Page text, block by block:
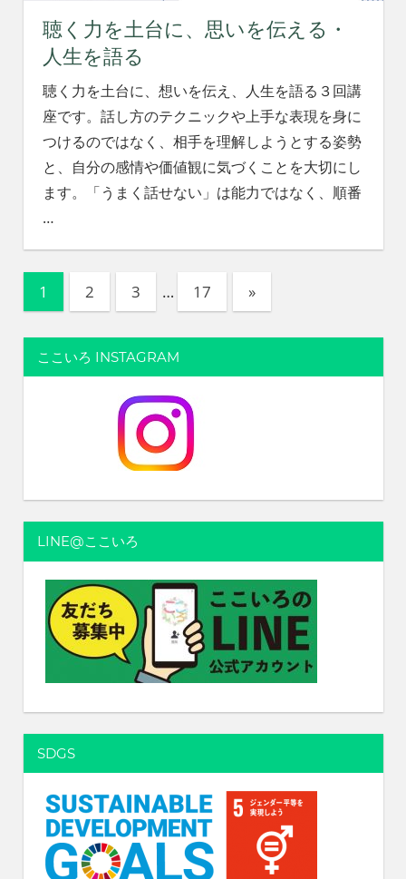
聴く力を土台に、思いを伝える・
人生を語る
聴く力を土台に、想いを伝え、人生を語る３回講
座です。話し方のテクニックや上手な表現を身に
つけるのではなく、相手を理解しようとする姿勢
と、自分の感情や価値観に気づくことを大切にし
ます。「うまく話せない」は能力ではなく、順番
…
投
の
送
り
1 2 3 … 17
次
の
記
»
ここいろ INSTAGRAM
LINE@ここいろ
SDGS